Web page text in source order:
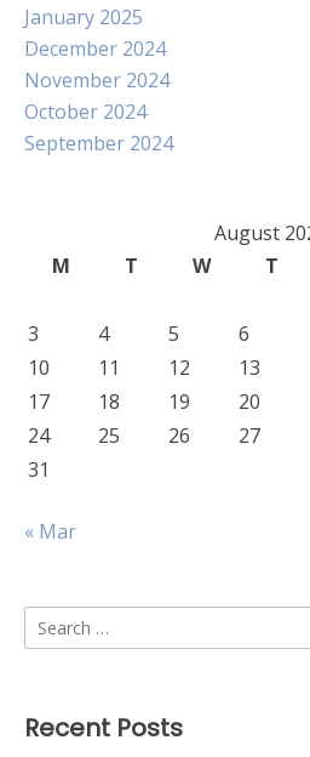
January 2025
December 2024
November 2024
October 2024
September 2024
August
M
T W T
3
4 5 6
10
11 12 13
17
18 19 20
24
25 26 27
31
« Mar
Search
for:
Recent Posts